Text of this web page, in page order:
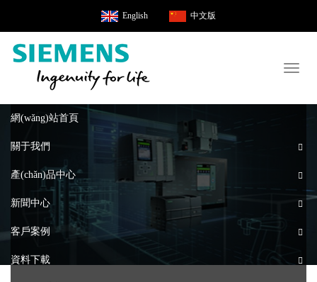
English 中文版
網(wǎng)站首頁
關于我們
產(chǎn)品中心
新聞中心
客戶案例
資料下載